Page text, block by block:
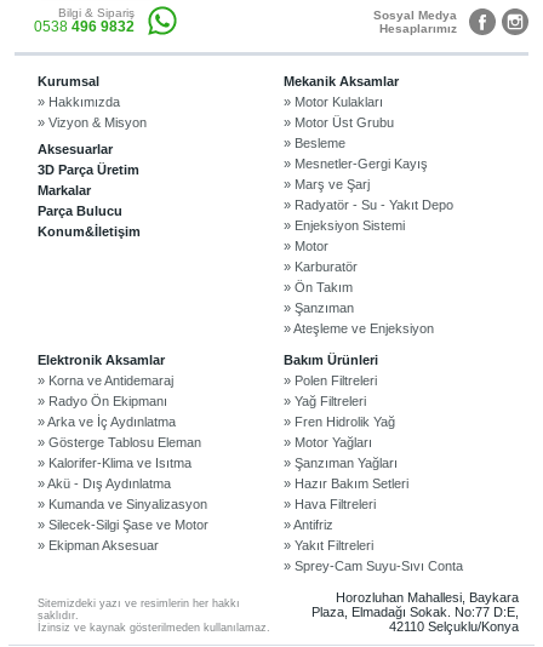
3D baskı teknolojisiyle üretiyor,
müşterilerimize çözüm sunuyoruz.
©2024 Courpar Otomotiv & Yedek Parça
Bilgi & Sipariş
0538 496 9832
Sosyal Medya
Hesaplarımız
Sitemizdeki yazı ve resimlerin her hakkı
saklıdır.
İzinsiz ve kaynak gösterilmeden kullanılamaz.
Horozluhan Mahallesi, Baykara
Plaza, Elmadağı Sokak. No:77 D:E,
42110 Selçuklu/Konya
Kurumsal
» Hakkımızda
» Vizyon & Misyon
Aksesuarlar
3D Parça Üretim
Markalar
Parça Bulucu
Konum&İletişim
Mekanik Aksamlar
» Motor Kulakları
» Motor Üst Grubu
» Besleme
» Mesnetler-Gergi Kayış
» Marş ve Şarj
» Radyatör - Su - Yakıt Depo
» Enjeksiyon Sistemi
» Motor
» Karburatör
» Ön Takım
» Şanzıman
» Ateşleme ve Enjeksiyon
Elektronik Aksamlar
» Korna ve Antidemaraj
» Radyo Ön Ekipmanı
» Arka ve İç Aydınlatma
» Gösterge Tablosu Eleman
» Kalorifer-Klima ve Isıtma
» Akü - Dış Aydınlatma
» Kumanda ve Sinyalizasyon
» Silecek-Silgi Şase ve Motor
» Ekipman Aksesuar
Bakım Ürünleri
» Polen Filtreleri
» Yağ Filtreleri
» Fren Hidrolik Yağ
» Motor Yağları
» Şanzıman Yağları
» Hazır Bakım Setleri
» Hava Filtreleri
» Antifriz
» Yakıt Filtreleri
» Sprey-Cam Suyu-Sıvı Conta